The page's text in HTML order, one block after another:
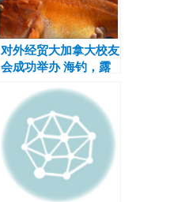
对外经贸大加拿大校友
会成功举办 海钓，露